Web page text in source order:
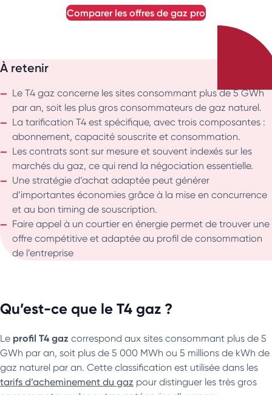
comparer les offres de gaz pro
À retenir
Le T4 gaz concerne les sites consommant plus de 5 GWh
par an, soit les plus gros consommateurs de gaz naturel.
La tarification T4 est spécifique, avec trois composantes :
abonnement, capacité souscrite et consommation.
Les contrats sont sur mesure et souvent indexés sur les
marchés du gaz, ce qui rend la négociation essentielle.
Une stratégie d’achat adaptée peut générer
d’importantes économies grâce à la mise en concurrence
et au bon timing de souscription.
Faire appel à un courtier en énergie permet de trouver une
offre compétitive et adaptée au profil de consommation
de l’entreprise
Qu’est-ce que le T4 gaz ?
Le profil T4 gaz correspond aux sites consommant plus de 5
GWh par an, soit plus de 5 000 MWh ou 5 millions de kWh de
gaz naturel par an. Cette classification est utilisée dans les
tarifs d’acheminement du gaz pour distinguer les très gros